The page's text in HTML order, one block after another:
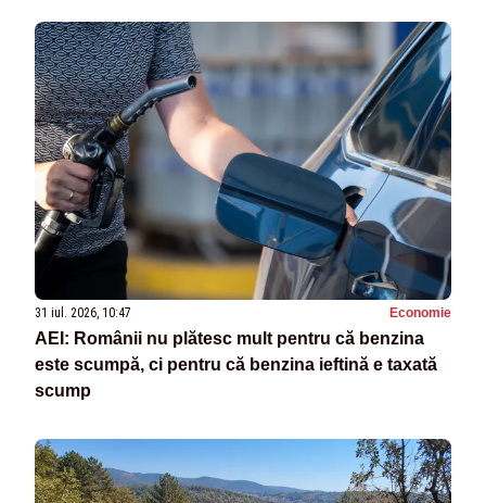
31 iul. 2026, 10:47 Economie
AEI: Românii nu plătesc mult pentru că benzina
este scumpă, ci pentru că benzina ieftină e taxată
scump